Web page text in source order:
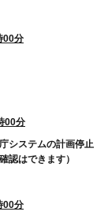
00分
00分
ステムの計画停止
はできます）
00分